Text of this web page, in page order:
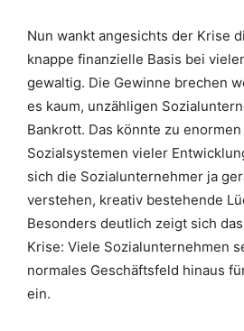
Nun wankt angesichts der Krise
knappe finanzielle Basis bei
gewaltig. Die Gewinne brechen
es kaum, unzähligen
Bankrott. Das könnte zu
Sozialsystemen vieler
sich die Sozialunternehmer ja
verstehen, kreativ bestehende
Besonders deutlich zeigt sich
Krise: Viele Sozialunternehmen
normales Geschäftsfeld hinaus
ein.